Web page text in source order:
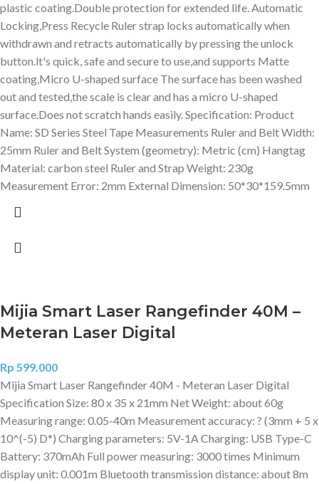
plastic coating.Double protection for extended life. Automatic
Locking,Press Recycle Ruler strap locks automatically when
withdrawn and retracts automatically by pressing the unlock
button.lt's quick, safe and secure to use,and supports Matte
coating,Micro U-shaped surface The surface has been washed
out and tested,the scale is clear and has a micro U-shaped
surface.Does not scratch hands easily. Specification: Product
Name: SD Series Steel Tape Measurements Ruler and Belt Width:
25mm Ruler and Belt System (geometry): Metric (cm) Hangtag
Material: carbon steel Ruler and Strap Weight: 230g
Measurement Error: 2mm External Dimension: 50*30*159.5mm
Mijia Smart Laser Rangefinder 40M –
Meteran Laser Digital
Rp 599.000
Mijia Smart Laser Rangefinder 40M - Meteran Laser Digital
Specification Size: 80 x 35 x 21mm Net Weight: about 60g
Measuring range: 0.05-40m Measurement accuracy: ? (3mm + 5 x
10^(-5) D*) Charging parameters: 5V-1A Charging: USB Type-C
Battery: 370mAh Full power measuring: 3000 times Minimum
display unit: 0.001m Bluetooth transmission distance: about 8m